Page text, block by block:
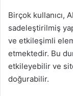
Birçok kullanıcı,
sadeleştirilmiş
ve etkileşimli
etmektedir. Bu
etkileyebilir ve
doğurabilir.